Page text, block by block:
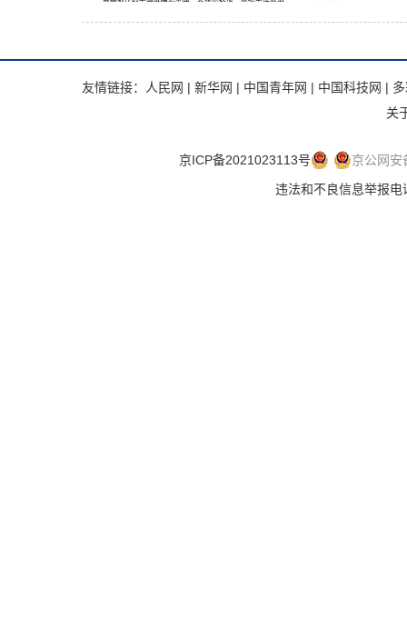
友情链接： 人民网 | 新华网 | 中国青年网 | 中国科技网 |
关
京ICP备2021023113号
京公网
违法和不良信息举报